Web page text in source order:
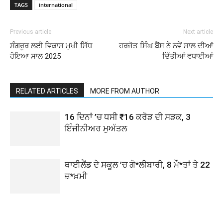
TAGS international
Previous article
ਸੰਗਰੂਰ ਲਈ ਵਿਕਾਸ ਮੁਖੀ ਸਿੱਧ
ਹੋਇਆ ਸਾਲ 2025
Next article
ਹਰਜੋਤ ਸਿੰਘ ਬੈਂਸ ਨੇ ਨਵੇਂ ਸਾਲ ਦੀਆਂ
ਦਿੱਤੀਆਂ ਵਧਾਈਆਂ
RELATED ARTICLES MORE FROM AUTHOR
16 ਦਿਨਾਂ ’ਚ ਧਸੀ ₹16 ਕਰੋੜ ਦੀ ਸੜਕ, 3
ਇੰਜੀਨੀਅਰ ਮੁਅੱਤਲ
ਥਾਈਲੈਂਡ ਦੇ ਸਕੂਲ ’ਚ ਗੋ*ਲੀਬਾਰੀ, 8 ਮੌ*ਤਾਂ ਤੇ 22
ਜ਼*ਖ਼ਮੀ